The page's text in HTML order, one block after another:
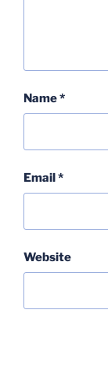
Name*
Email*
Website